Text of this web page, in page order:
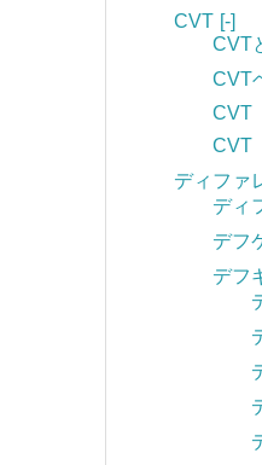
CVT [-]
CVT
CVT
CVT
ディファ
ディ
デフ
デフ